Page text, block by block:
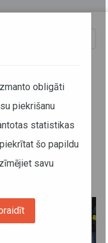
obligāti
piekrišanu
statistikas
šo papildu
savu